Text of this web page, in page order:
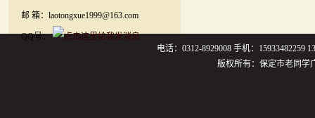
邮 箱：laotongxue1999@163.com
QQ号：
电话：0312-8929008 手机：15933482259
版权所有：保定市老同学